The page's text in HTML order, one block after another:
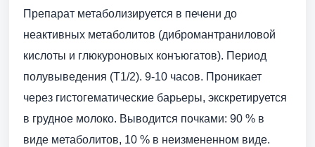
Препарат метаболизируется в печени до
неактивных метаболитов (дибромантраниловой
кислоты и глюкуроновых конъюгатов). Период
полувыведения (Т1/2). 9-10 часов. Проникает
через гистогематические барьеры, экскретируется
в грудное молоко. Выводится почками: 90 % в
виде метаболитов, 10 % в неизмененном виде.